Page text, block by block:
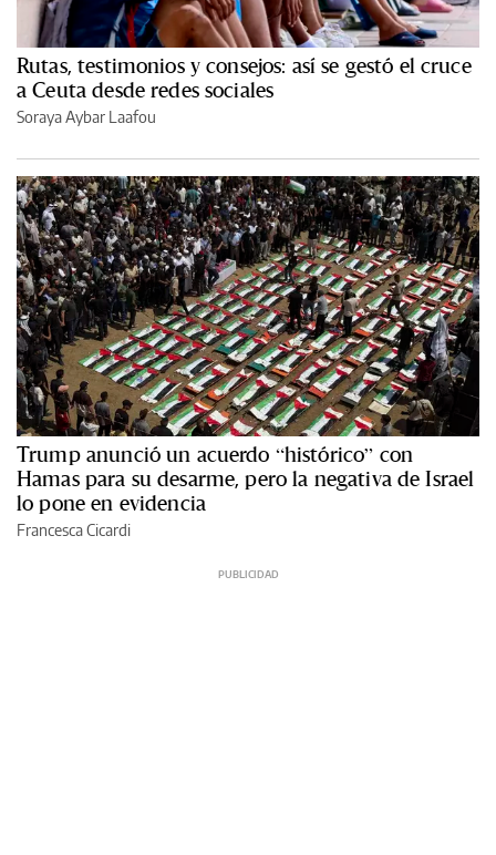
Rutas, testimonios y consejos: así se gestó el cruce
a Ceuta desde redes sociales
Soraya Aybar Laafou
Trump anunció un acuerdo “histórico” con
Hamas para su desarme, pero la negativa de Israel
lo pone en evidencia
Francesca Cicardi